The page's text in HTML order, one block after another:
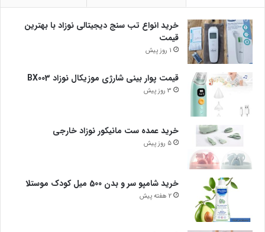
خرید انواع تب سنج دیجیتالی نوزاد با بهترین
قیمت
1 روز پیش
قیمت پوار بینی شارژی موزیکال نوزاد BX003
3 روز پیش
خرید عمده ست مانیکور نوزاد خارجی
5 روز پیش
خرید شامپو سر و بدن 500 میل کودک موستلا
2 هفته پیش